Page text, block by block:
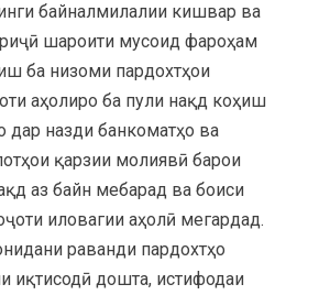
байналмилалии кишвар ва
шароити мусоид фароҳам
ба низоми пардохтҳои
аҳолиро ба пули нақд коҳиш
дар назди банкоматҳо ва
қарзии молиявӣ барои
аз байн мебарад ва боиси
иловагии аҳолӣ мегардад.
раванди пардохтҳо
иқтисодӣ дошта, истифодаи